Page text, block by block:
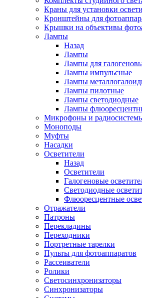
Краны для установки
Кронштейны для
Крышки на объективы
Лампы
Назад
Лампы
Лампы для
Лампы импульсные
Лампы
Лампы пилотные
Лампы светодиодные
Лампы
Микрофоны и
Моноподы
Муфты
Насадки
Осветители
Назад
Осветители
Галогеновые
Светодиодные
Флюоресцентные
Отражатели
Патроны
Перекладины
Переходники
Портретные тарелки
Пульты для фотоаппаратов
Рассеиватели
Ролики
Светосинхронизаторы
Синхронизаторы